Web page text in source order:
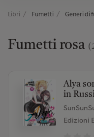
Libri Fumetti Generi di
Fumetti rosa
Alya
in
Edizioni